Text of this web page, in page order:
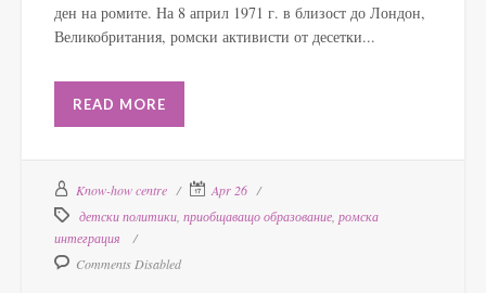
ден на ромите. На 8 април 1971 г. в близост до Лондон,
Великобритания, ромски активисти от десетки...
READ MORE
Know-how centre
Apr 26
детски политики приобщаващо образование ромска
интеграция
Comments Disabled